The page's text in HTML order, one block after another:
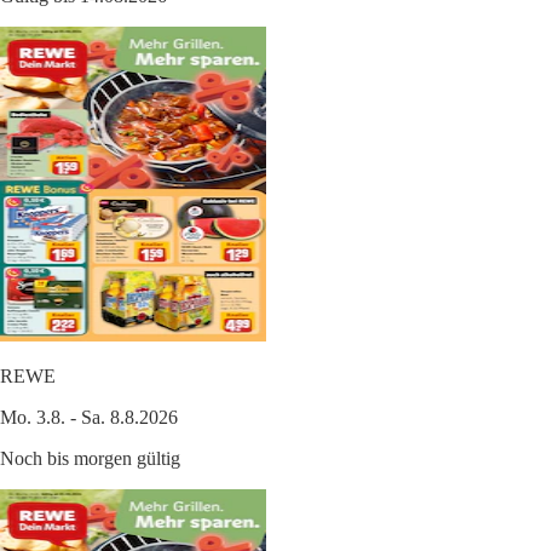
REWE
Mo. 3.8. - Sa. 8.8.2026
Noch bis morgen gültig